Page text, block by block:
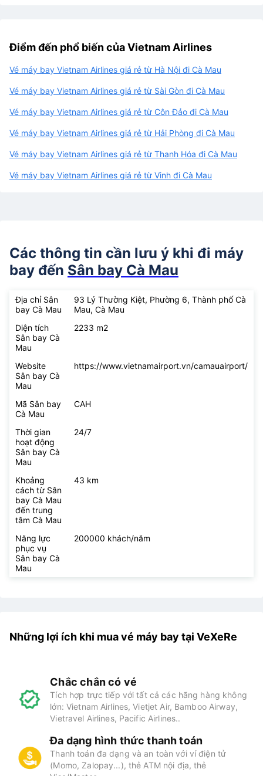
Điểm đến phổ biến của Vietnam Airlines
Vé máy bay Vietnam Airlines giá rẻ từ Hà Nội đi Cà Mau
Vé máy bay Vietnam Airlines giá rẻ từ Sài Gòn đi Cà Mau
Vé máy bay Vietnam Airlines giá rẻ từ Côn Đảo đi Cà Mau
Vé máy bay Vietnam Airlines giá rẻ từ Hải Phòng đi Cà Mau
Vé máy bay Vietnam Airlines giá rẻ từ Thanh Hóa đi Cà Mau
Vé máy bay Vietnam Airlines giá rẻ từ Vinh đi Cà Mau
Các thông tin cần lưu ý khi đi máy
bay đến Sân bay Cà Mau
Địa chỉ Sân
bay Cà Mau
93 Lý Thường Kiệt, Phường 6, Thành phố Cà
Mau, Cà Mau
Diện tích
Sân bay Cà
Mau
2233 m2
Website
Sân bay Cà
Mau
https://www.vietnamairport.vn/camauairport/
Mã Sân bay
Cà Mau
CAH
Thời gian
hoạt động
Sân bay Cà
Mau
24/7
Khoảng
cách từ Sân
bay Cà Mau
đến trung
tâm Cà Mau
43 km
Năng lực
phục vụ
Sân bay Cà
Mau
200000 khách/năm
Những lợi ích khi mua vé máy bay tại VeXeRe
Chắc chắn có vé
Tích hợp trực tiếp với tất cả các hãng hàng không
lớn: Vietnam Airlines, Vietjet Air, Bamboo Airway,
Vietravel Airlines, Pacific Airlines..
Đa dạng hình thức thanh toán
Thanh toán đa dạng và an toàn với ví điện tử
(Momo, Zalopay...), thẻ ATM nội địa, thẻ